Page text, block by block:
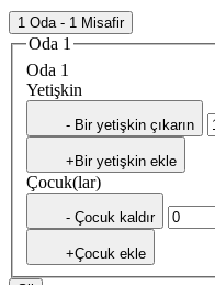
1 Oda - 1 Misafir
Oda 1
Oda 1
Yetişkin
- Bir yetişkin çıkarın
+Bir yetişkin ekle
Çocuk(lar)
- Çocuk kaldır
+Çocuk ekle